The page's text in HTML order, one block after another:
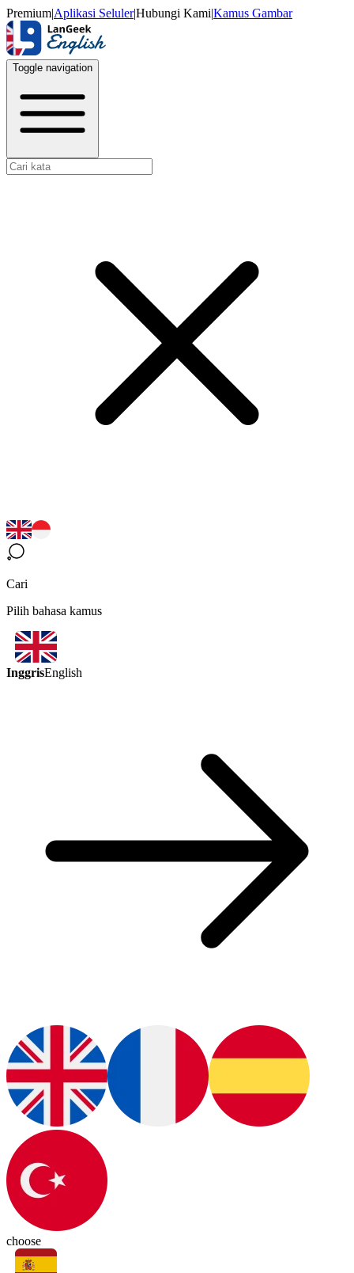
Premium|Aplikasi Seluler|Hubungi Kami|Kamus Gambar
Toggle navigation
Cari
Pilih bahasa kamus
InggrisEnglish
choose